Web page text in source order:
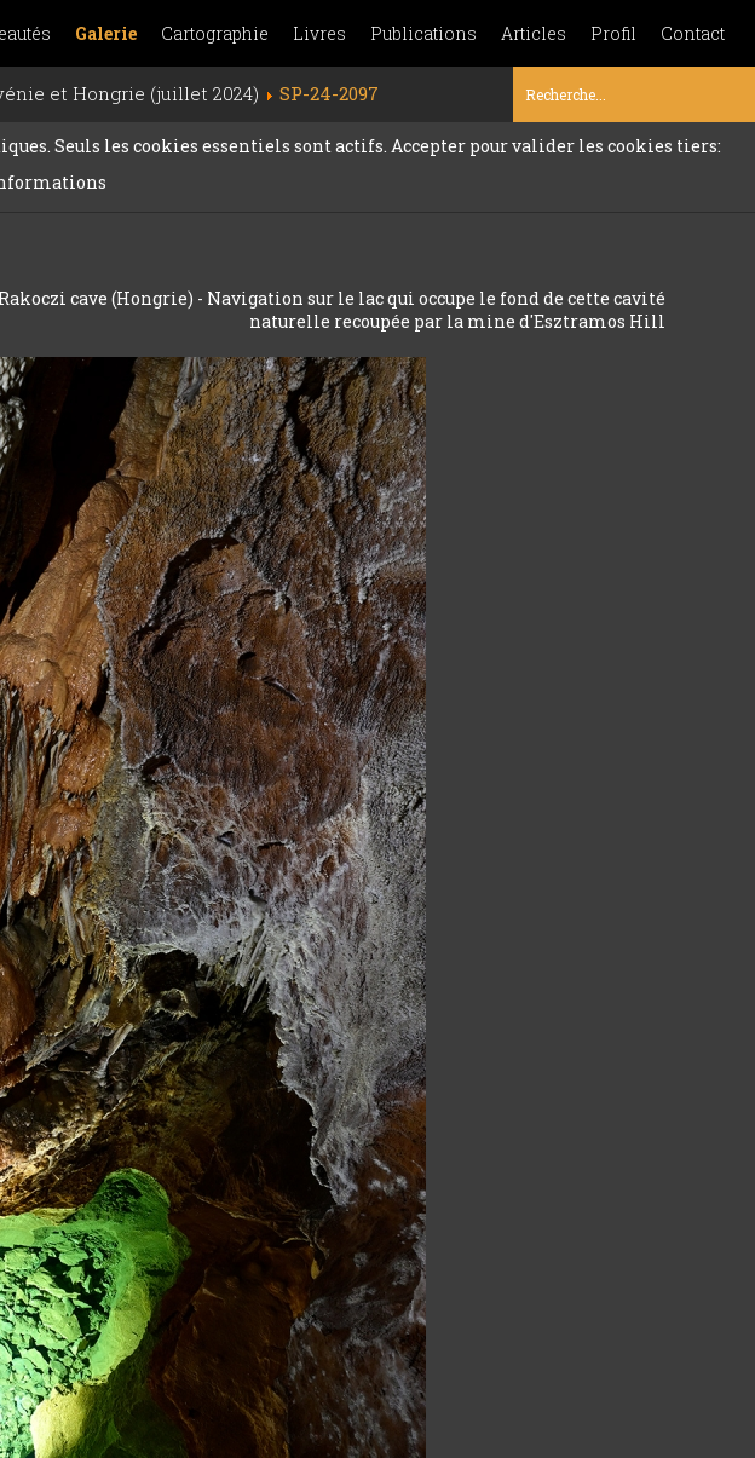
Galerie Cartographie Livres Publications Articles Profil Contact
et Hongrie (juillet 2024) SP-24-2097
Seuls les cookies essentiels sont actifs. Accepter pour valider les cookies tiers:
Rakoczi cave (Hongrie) - Navigation sur le lac qui occupe le fond de cette cavité
naturelle recoupée par la mine d'Esztramos Hill